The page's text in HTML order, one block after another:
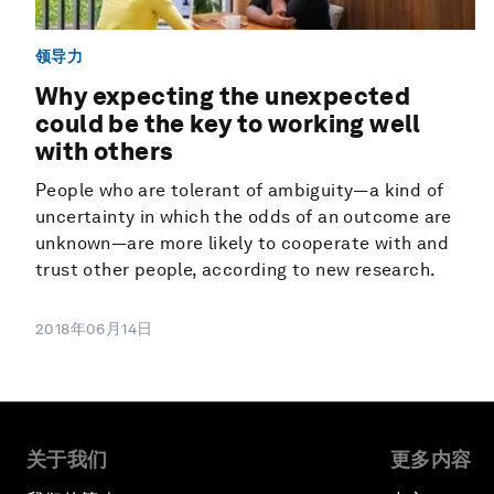
领导力
Why expecting the unexpected
could be the key to working well
with others
People who are tolerant of ambiguity—a kind of
uncertainty in which the odds of an outcome are
unknown—are more likely to cooperate with and
trust other people, according to new research.
2018年06月14日
关于我们 更多内容